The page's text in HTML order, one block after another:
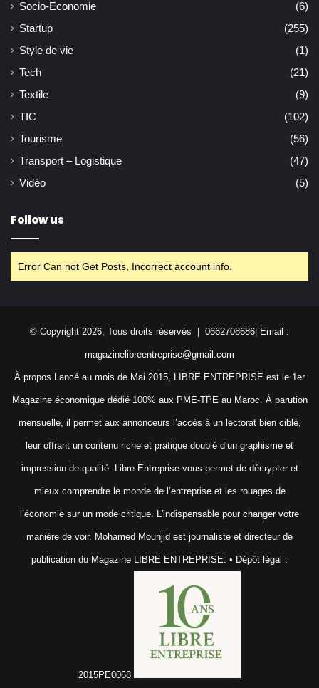
Socio-Economie
(6)
Startup
(255)
Style de vie
(1)
Tech
(21)
Textile
(9)
TIC
(102)
Tourisme
(56)
Transport – Logistique
(47)
Vidéo
(5)
Follow us
Error Can not Get Posts, Incorrect account info.
© Copyright 2026, Tous droits réservés | 0662708686| Email :
magazinelibreentreprise@gmail.com
À propos Lancé au mois de Mai 2015, LIBRE ENTREPRISE est le 1er
Magazine économique dédié 100% aux PME-TPE au Maroc. À parution
mensuelle, il permet aux annonceurs l’accès à un lectorat bien ciblé,
leur offrant un contenu riche et pratique doublé d’un graphisme et
impression de qualité. Libre Entreprise vous permet de décrypter et
mieux comprendre le monde de l’entreprise et les rouages de
l’économie sur un mode critique. L'indispensable pour changer votre
manière de voir. Mohamed Mounjid est journaliste et directeur de
publication du Magazine LIBRE ENTREPRISE. • Dépôt légal :
2015PE0068